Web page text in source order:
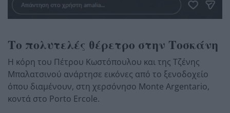
Το πολυτελές θέρετρο στην Τοσκάνη
Η κόρη του Πέτρου Κωστόπουλου και της Τζένης
Μπαλατσινού ανάρτησε εικόνες από το ξενοδοχείο
όπου διαμένουν, στη χερσόνησο Monte Argentario,
κοντά στο Porto Ercole.